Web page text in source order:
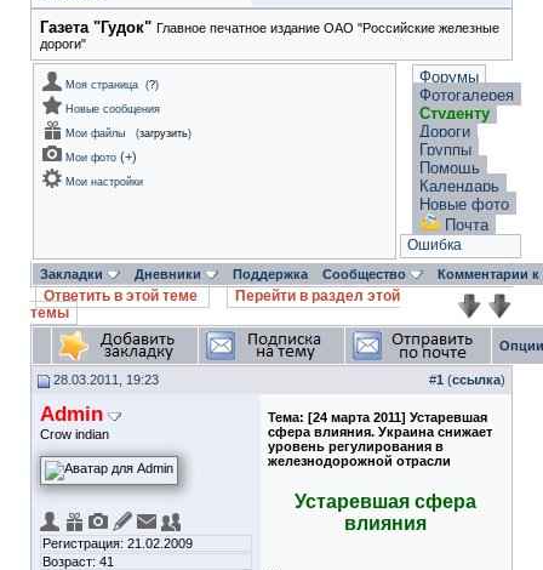
Газета "Гудок" Главное печатное издание ОАО "Российские железные
дороги"
Моя страница (?)
Новые сообщения
Мои файлы
(загрузить)
Мои фото (+)
Мои настройки
Форумы
Фотогалерея
Студенту
Дороги
Группы
Помощь
Календарь
Новые фото
Почта
Ошибка
Закладки Дневники Поддержка Сообщество Комментарии
Ответить в этой теме
Перейти в раздел этой
темы
28.03.2011, 19:23 #1 (ссылка)
Admin
Crow indian
Регистрация: 21.02.2009
Возраст: 41
Тема: [24 марта 2011] Устаревшая
сфера влияния. Украина снижает
уровень регулирования в
железнодорожной отрасли
Устаревшая сфера
влияния